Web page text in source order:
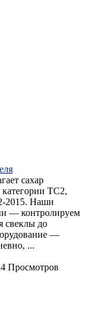
сахар
ТС2,
2015. Наши
— контролируем
свеклы до
—
...
Просмотров